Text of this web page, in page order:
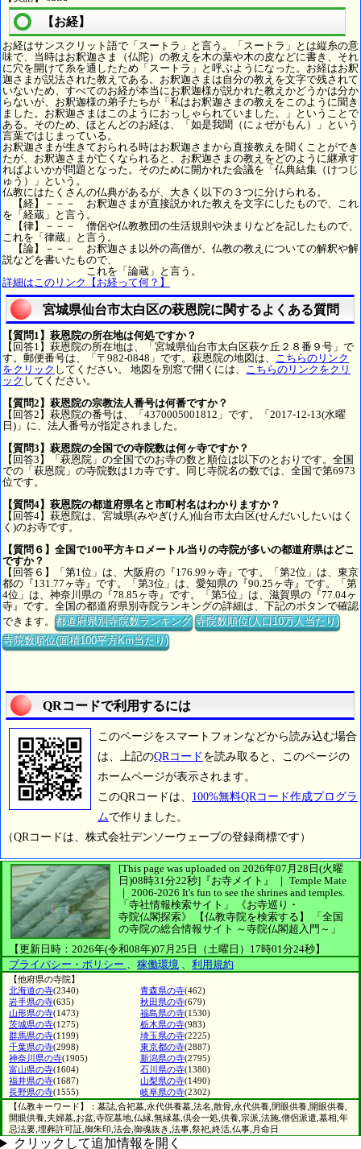
【お経】
お経はサンスクリット語で「スートラ」と言う。「スートラ」とは縦糸の意
味で、当時はお釈迦さま（仏陀）の教えを木の葉や木の皮などに書き、それ
に穴を開けて糸を通したため「スートラ」と呼ぶようになった。お経はお釈
迦さまが説法された教えである。お釈迦さまは自分の教えを文字で残されて
いないため、すべてのお経が本当にお釈迦様が説かれた教えかどうかは分か
らないが、お釈迦様の弟子たちが「私はお釈迦さまの教えをこのように聞き
ました。お釈迦さまはこのようにおっしゃられていました。」ということで
ある。そのため、ほとんどのお経は、「如是我聞（にょぜがもん）」という
言葉ではじまっている。
お釈迦さまが生きておられる時はお釈迦さまから直接教えを聞くことができ
たが、お釈迦さまが亡くなられると、お釈迦さまの教えをどのように継承す
ればよいかが問題となった。そのために開かれた会議を「仏典結集（けつじ
ゅう）」という。
仏教にはたくさんの仏典があるが、大きく以下の３つに分けられる。
【経】－－－ お釈迦さまが直接説かれた教えを文字にしたもので、これ
を「経蔵」と言う。
【律】－－－ 僧侶や仏教教団の生活規則や決まりなどを記したもので、
これを「律蔵」と言う。
【論】－－－ お釈迦さま以外の高僧が、仏教の教えについての解釈や解
説などを書いたもので、
これを「論蔵」と言う。
詳細はこのリンク【お経って何？】
宮城県仙台市太白区の萩恩院に関するよくある質問
【質問1】萩恩院の所在地は何処ですか？
【回答1】萩恩院の所在地は、「宮城県仙台市太白区萩ケ丘２８番９号」で
す。郵便番号は、「〒982-0848」です。萩恩院の地図は、 こちらのリンク
をクリック してください。 地図を別窓で開くには、 こちらのリンクをクリ
ック してください。
【質問2】萩恩院の宗教法人番号は何番ですか？
【回答2】萩恩院の番号は、「4370005001812」です。「2017-12-13(水曜
日)」に、法人番号が指定されました。
【質問3】萩恩院の全国での寺院数は何ヶ寺ですか？
【回答3】「萩恩院」の全国でのお寺の数と順位は以下のとおりです。全国
での「萩恩院」の寺院数は1カ寺です。同じ寺院名の数では、全国で第6973
位です。
【質問4】萩恩院の都道府県名と市町村名はわかりますか？
【回答4】萩恩院は、宮城県(みやぎけん)仙台市太白区(せんだいしたいはく
く)のお寺です。
【質問６】全国で100平方キロメートル当りの寺院が多いの都道府県はどこ
ですか？
【回答６】「第1位」は、大阪府の『176.99ヶ寺』です。「第2位」は、東京
都の『131.77ヶ寺』です。「第3位」は、愛知県の『90.25ヶ寺』です。「第
4位」は、神奈川県の『78.85ヶ寺』です。「第5位」は、滋賀県の『77.04ヶ
寺』です。全国の都道府県別寺院ランキングの詳細は、下記のボタンで確認
できます。都道府県別寺院数ランキング 寺院数順位(人口10万人当たり)
寺院数順位(面積100平方Km当たり)
QRコードで利用するには
このページをスマートフォンなどから読み込む場合
は、上記のQRコード を読み取ると、このページの
ホームページが表示されます。
このQRコードは、 100%無料QRコード作成プログラ
ムで作りました。
（QRコードは、株式会社デンソーウェーブの登録商標です）
[This page was uploaded on 2026年07月28日(火曜
日)08時31分22秒] 『お寺メイト』 ｜ Temple Mate
｜ 2006-2026 It's fun to see the shrines and temples.
「寺社情報検索サイト」
《お寺巡り・
寺院仏閣探索》
【仏教寺院を検索する】
「全国
の寺院の総合情報サイト ～寺院仏閣超入門～」
【更新日時：2026年(令和08年)07月25日（土曜日）17時01分24秒】
プライバシー・ポリシー 、 稼働環境 、 利用規約
【他府県の寺院】
北海道の寺(2340) 青森県の寺(462)
岩手県の寺(635) 秋田県の寺(679)
山形県の寺(1473) 福島県の寺(1530)
茨城県の寺(1275) 栃木県の寺(983)
群馬県の寺(1199) 埼玉県の寺(2225)
千葉県の寺(2998) 東京都の寺(2887)
神奈川県の寺(1905) 新潟県の寺(2795)
富山県の寺(1604) 石川県の寺(1380)
福井県の寺(1687) 山梨県の寺(1490)
長野県の寺(1555) 岐阜県の寺(2302)
【仏教キーワード】：墓誌,合祀墓,永代供養墓,法名,散骨,永代供養,閉眼供養,開眼供養,
開眼供養,夫婦墓,お盆,寺院墓地,仏縁,無縁墓,倶会一処,供養,宗派,法施,僧侶派遣,墓相,年
忌法要,埋葬許可証,御朱印,法会,御魂抜き,法事,祭祀,終活,仏事,月命日
クリックして追加情報を開く